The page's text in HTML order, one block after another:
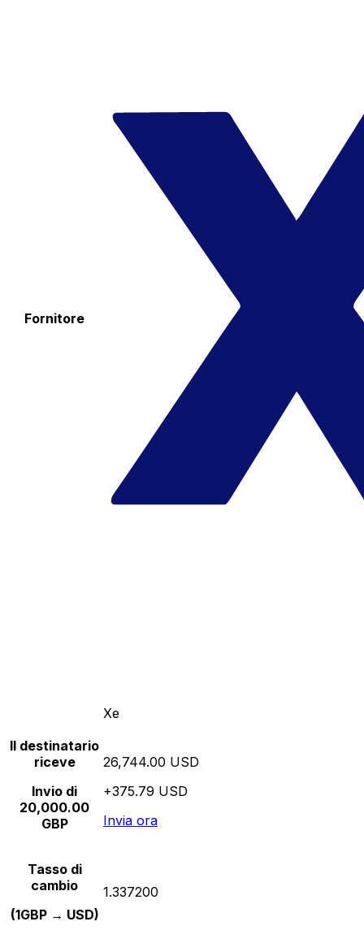
Fornitore
Xe
Il destinatario
riceve
Invio di
20,000.00
GBP
26,744.00 USD
+375.79 USD
Invia ora
Tasso di
cambio
(1GBP → USD)
1.337200